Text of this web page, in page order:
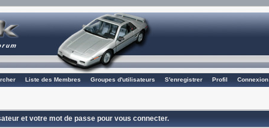
Liste des Membres Groupes d'utilisateurs S'enregistrer Profil Connexion
et votre mot de passe pour vous connecter.